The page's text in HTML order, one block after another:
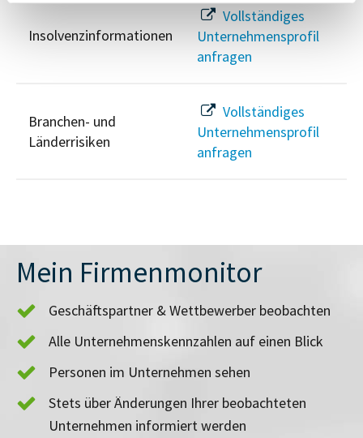
Insolvenzinformationen
Vollständiges
Unternehmensprofil
anfragen
Branchen- und
Länderrisiken
Vollständiges
Unternehmensprofil
anfragen
Mein Firmenmonitor
Geschäftspartner & Wettbewerber beobachten
Alle Unternehmenskennzahlen auf einen Blick
Personen im Unternehmen sehen
Stets über Änderungen Ihrer beobachteten
Unternehmen informiert werden